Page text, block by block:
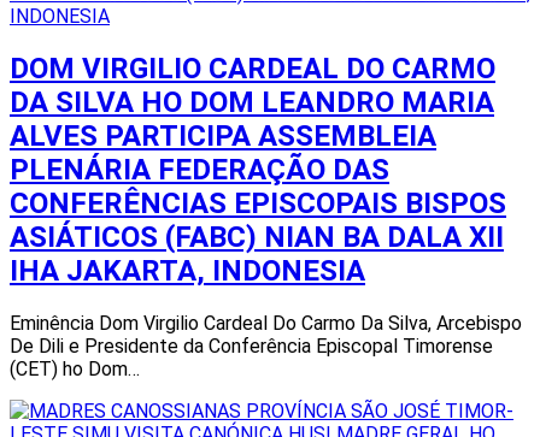
DOM VIRGILIO CARDEAL DO CARMO
DA SILVA HO DOM LEANDRO MARIA
ALVES PARTICIPA ASSEMBLEIA
PLENÁRIA FEDERAÇÃO DAS
CONFERÊNCIAS EPISCOPAIS BISPOS
ASIÁTICOS (FABC) NIAN BA DALA XII
IHA JAKARTA, INDONESIA
Eminência Dom Virgilio Cardeal Do Carmo Da Silva, Arcebispo
De Dili e Presidente da Conferência Episcopal Timorense
(CET) ho Dom…